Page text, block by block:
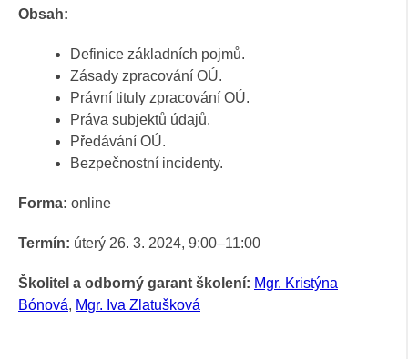
Obsah:
Definice základních pojmů.
Zásady zpracování OÚ.
Právní tituly zpracování OÚ.
Práva subjektů údajů.
Předávání OÚ.
Bezpečnostní incidenty.
Forma: online
Termín: úterý 26. 3. 2024, 9:00–11:00
Školitel a odborný garant školení: Mgr. Kristýna
Bónová, Mgr. Iva Zlatušková